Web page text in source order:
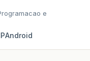
e
Android